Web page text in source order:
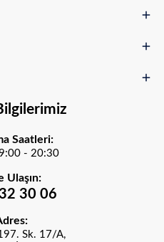
Saatleri:
- 20:30
Ulaşın:
30 06
Sk. 17/A,